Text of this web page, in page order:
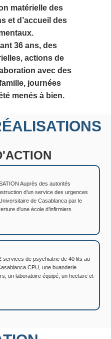
matérielle des
et d’accueil des
36 ans, des
actions de
avec des
journées
menés à bien.
Auprès des autorités
d’un service des urgences
de Casablanca par le
d’une école d’infirmiers
services de psychiatrie de 40 lits au
CPU, une buanderie
un laboratoire équipé, un hectare et